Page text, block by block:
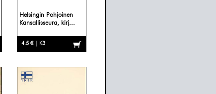
Helsingin Pohjoinen
Kansallisseura, kirj...
4.5 € | K3